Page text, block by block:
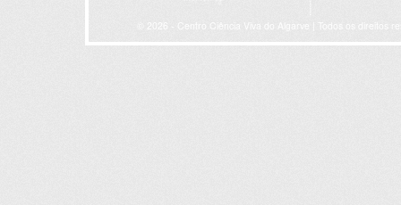
© 2026 - Centro Ciência Viva do Algarve | Todos os direitos